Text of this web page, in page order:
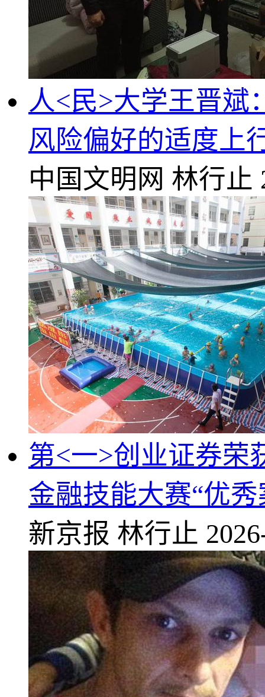
人<民>大学王晋斌
风险偏好的适度上
中国文明网 林行止
第<一>创业证券荣
金融技能大赛“优秀
新京报 林行止